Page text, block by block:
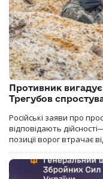
Противник вигадує
Трегубов
Російські заяви про
відповідають
позиції ворог втрачає